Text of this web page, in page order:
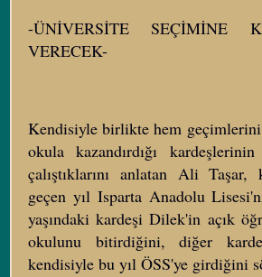
-ÜNİVERSİTE SEÇİMİNE
VERECEK-
Kendisiyle birlikte hem geçimlerini
okula kazandırdığı
çalıştıklarını anlatan Ali Taşar,
geçen yıl Isparta Anadolu
yaşındaki kardeşi Dilek'in açık
okulunu bitirdiğini, diğer
kendisiyle bu yıl ÖSS'ye girdiğini